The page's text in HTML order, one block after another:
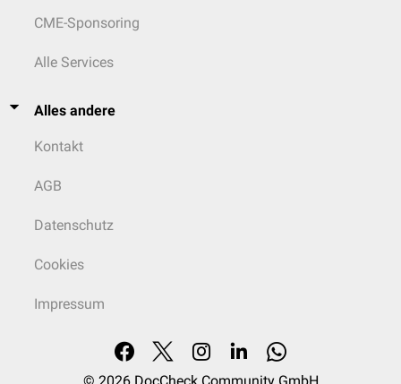
CME-Sponsoring
Alle Services
Alles andere
Kontakt
AGB
Datenschutz
Cookies
Impressum